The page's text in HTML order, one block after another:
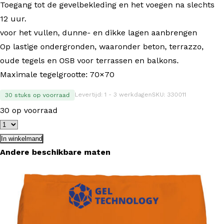
Toegang tot de gevelbekleding en het voegen na slechts
12 uur.
voor het vullen, dunne- en dikke lagen aanbrengen
Op lastige ondergronden, waaronder beton, terrazzo,
oude tegels en OSB voor terrassen en balkons.
Maximale tegelgrootte: 70×70
30 stuks op voorraad Levertijd: 1 - 3 werkdagenSKU: 330011
30 op voorraad
In winkelmand
Andere beschikbare maten